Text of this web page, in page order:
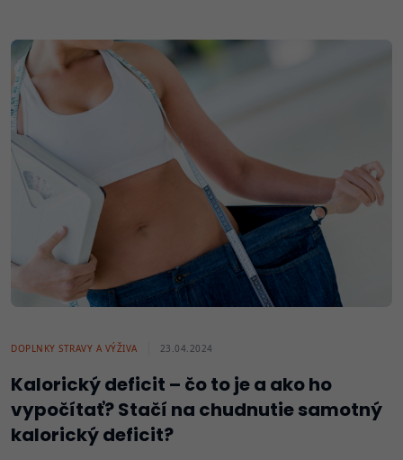
DOPLNKY STRAVY A VÝŽIVA 23.04.2024
Kalorický deficit – čo to je a ako ho
vypočítať? Stačí na chudnutie samotný
kalorický deficit?